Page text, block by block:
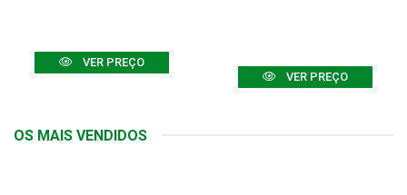
VER PREÇO
VER PREÇO
OS MAIS VENDIDOS